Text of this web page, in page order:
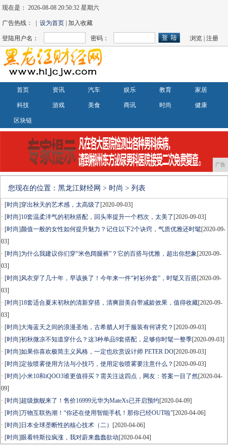
现在是：2026-08-08 20:50:32 星期六
广告热线： |设为首页 | 加入收藏
登陆用户名： 密码： 浏览 |注册
首页 资讯 汽车 娱乐 教育 家居
科技 游戏 美食 商讯 时尚 健康
区块链
广告
您现在的位置： 黑龙江财经网 > 时尚 > 列表
· [时尚]穿出秋天的艺术感，太高级了 [2020-09-03]
· [时尚]10套温柔洋气的初秋搭配，回头率提升一个档次，太美了 [2020-09-03]
· [时尚]颜值一般的女性如何提升魅力？记住以下2个诀窍，气质优雅还时髦[2020-09-
03]
· [时尚]为什么我建议你们穿“米色阔腿裤”？它的百搭与优雅，超出你想象[2020-09-
03]
· [时尚]风衣穿了几十年，早该换了！今年来一件“衬衫外套”，时髦又百搭[2020-09-
03]
· [时尚]18套适合夏末初秋的清新穿搭，清爽甜美自带减龄效果，值得收藏[2020-09-
03]
· [时尚]大海蓝天之间的浪漫圣地，古希腊人对于服装有何讲究？ [2020-09-03]
· [时尚]初秋微凉不知道穿什么？这3种单品9套搭配，足够你时髦一整季[2020-09-03]
· [时尚]如果你喜欢极简主义风格，一定也欣赏设计师 PETER DO[2020-09-03]
· [时尚]定妆喷雾使用方法与小技巧，使用定妆喷雾要注意什么？ [2020-09-03]
· [时尚]小米10和iQOO3谁更值得买？需关注这四点，网友：答案一目了然[2020-04-
09]
· [时尚]超级旗舰来了！售价16999元华为MateXs已开启预约[2020-04-09]
· [时尚]万物互联热潮！“你还在使用智能手机！那你已经OUT啦”[2020-04-06]
· [时尚] 日本全球垄断性的核心技术（二） [2020-04-06]
· [时尚]眼看特斯拉疯涨，我对蔚来蠢蠢欲动[2020-04-04]